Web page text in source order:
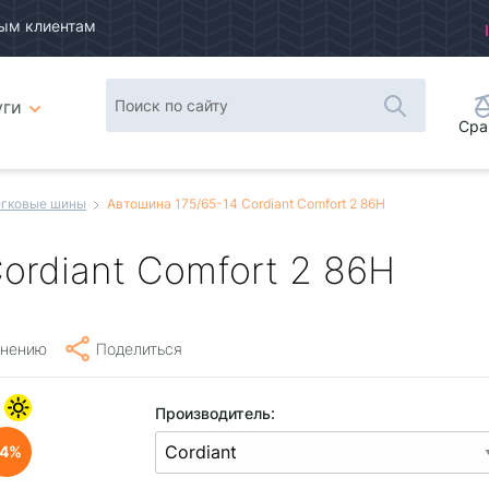
клиентам
шины Автошина 175/65-14 Cordiant Comfort 2 86H
Comfort 2 86H
Поделиться
4
Производитель: